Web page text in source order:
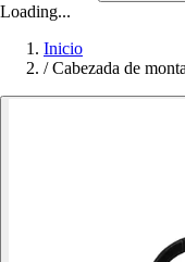
Loading...
Inicio
/ Cabezada de